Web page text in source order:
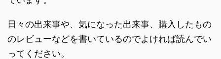
日々の出来事や、気になった出来事、購入したもの
のレビューなどを書いているのでよければ読んでい
ってください。